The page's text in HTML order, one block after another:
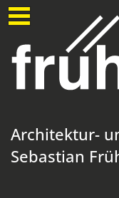
Architektur-
Sebastian